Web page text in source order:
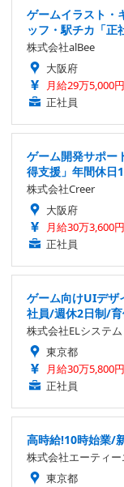
ゲームイラスト・
ッフ・駅チカ「正
株式会社alBee
大阪府
月給29万5,000
正社員
ゲーム開発サポー
得支援」年間休日
株式会社Creer
大阪府
月給30万3,600
正社員
ゲーム向けUIデザ
社員/週休2日制/
株式会社ELシステム
東京都
月給30万5,800
正社員
高時給!10時始業/
株式会社エーティー
東京都